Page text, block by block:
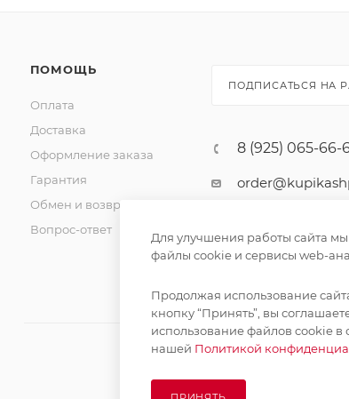
ПОМОЩЬ
Оплата
Доставка
Оформление заказа
Гарантия
Обмен и возврат
Вопрос-ответ
ПОДПИСАТЬСЯ НА
8 (925) 065-66-
Для улучшения работы сайта
файлы cookie и сервисы web-
Продолжая использование
кнопку “Принять”, вы
использование файлов cookie в
нашей Политикой